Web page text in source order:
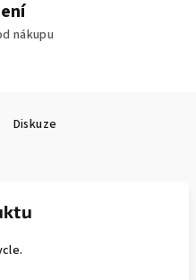
nákupu
Diskuze